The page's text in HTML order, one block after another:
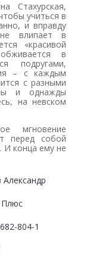
Стахурская,
учиться в
и вправду
влипает в
«красивой
в
подругами,
– с каждым
с разными
и однажды
на невском
мгновение
перед собой
И конца ему не
Плюс
804-1